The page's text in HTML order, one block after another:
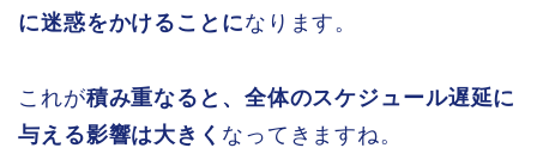
に迷惑をかけることになります。
これが積み重なると、全体のスケジュール遅延に
与える影響は大きく なってきますね。